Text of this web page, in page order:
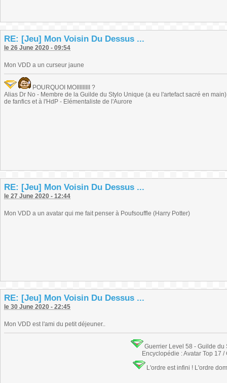
RE: [Jeu] Mon Voisin Du Dessus ...
le 26 June 2020 - 09:54
Mon VDD a un curseur jaune
POURQUOI MOIIIIIIIII ?
Alias Dr No - Membre de la Guilde du Stylo Unique (a eu l'artefact sacré en
de fanfics et à l'HdP - Elémentaliste de l'Aurore
RE: [Jeu] Mon Voisin Du Dessus ...
le 27 June 2020 - 12:44
Mon VDD a un avatar qui me fait penser à Poufsouffle (Harry Potter)
RE: [Jeu] Mon Voisin Du Dessus ...
le 30 June 2020 - 22:45
Mon VDD est l'ami du petit déjeuner..
Guerrier Level 58 - Guilde
Encyclopédie : Avatar Top 17 /
L'ordre est infini ! L'ordre